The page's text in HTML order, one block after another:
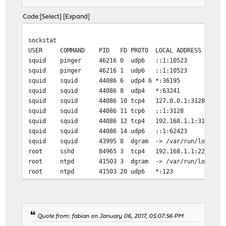
Code Select Expand
sockstat
USER COMMAND PID FD PROTO LOCAL
squid pinger 46216 0 udp6 ::1:10523
squid pinger 46216 1 udp6 ::1:10523
squid squid 44086 6 udp4 6
squid squid 44086 8 udp4
squid squid 44086 10 tcp4
squid squid 44086 11 tcp6
squid squid 44086 12 tcp4
squid squid 44086 14 udp6 ::1:62423
squid squid 43995 8 dgram -> /var/run/log
root sshd 84965 3 tcp4 192.168.1.1:222
root ntpd 41503 3 dgram -> /var/run/logpriv
root ntpd 41503 20 udp6 *:123
root ntpd 41503 24 udp6
root ntpd 41503 25 udp4
Quote from: fabian on January 06, 2017, 05:07:56 PM